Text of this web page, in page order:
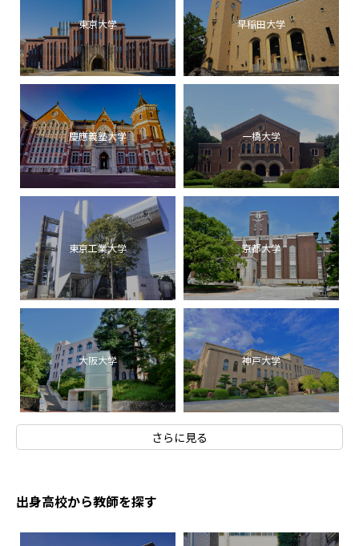
東京大学 早稲田大学
慶應義塾大学 一橋大学
東京工業大学 京都大学
大阪大学 神戸大学
さらに見る
出身高校から教師を探す